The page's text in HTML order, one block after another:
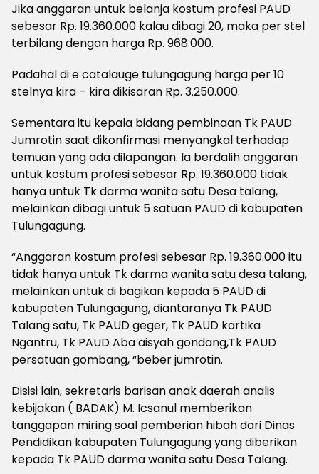
Jika anggaran untuk belanja kostum profesi PAUD
sebesar Rp. 19.360.000 kalau dibagi 20, maka per stel
terbilang dengan harga Rp. 968.000.
Padahal di e catalauge tulungagung harga per 10
stelnya kira – kira dikisaran Rp. 3.250.000.
Sementara itu kepala bidang pembinaan Tk PAUD
Jumrotin saat dikonfirmasi menyangkal terhadap
temuan yang ada dilapangan. Ia berdalih anggaran
untuk kostum profesi sebesar Rp. 19.360.000 tidak
hanya untuk Tk darma wanita satu Desa talang,
melainkan dibagi untuk 5 satuan PAUD di kabupaten
Tulungagung.
“Anggaran kostum profesi sebesar Rp. 19.360.000 itu
tidak hanya untuk Tk darma wanita satu desa talang,
melainkan untuk di bagikan kepada 5 PAUD di
kabupaten Tulungagung, diantaranya Tk PAUD
Talang satu, Tk PAUD geger, Tk PAUD kartika
Ngantru, Tk PAUD Aba aisyah gondang,Tk PAUD
persatuan gombang, “beber jumrotin.
Disisi lain, sekretaris barisan anak daerah analis
kebijakan ( BADAK) M. Icsanul memberikan
tanggapan miring soal pemberian hibah dari Dinas
Pendidikan kabupaten Tulungagung yang diberikan
kepada Tk PAUD darma wanita satu Desa Talang.